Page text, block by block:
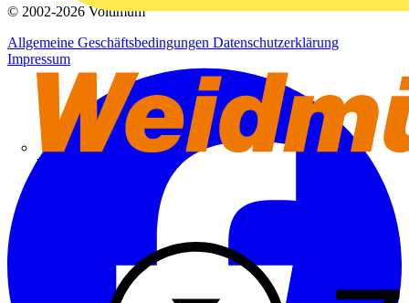
Weidmüller
© 2002-2026 Voltimum
Allgemeine Geschäftsbedingungen Datenschutzerklärung
Impressum